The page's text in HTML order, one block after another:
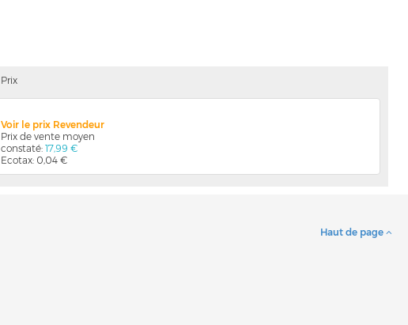
Prix
Voir le prix Revendeur
Prix de vente moyen
constaté:17,99 €
Ecotax: 0,04 €
Haut de page